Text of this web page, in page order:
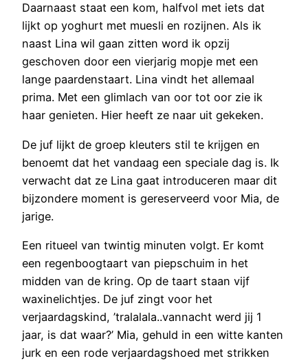
Daarnaast staat een kom, halfvol met iets dat
lijkt op yoghurt met muesli en rozijnen. Als ik
naast Lina wil gaan zitten word ik opzij
geschoven door een vierjarig mopje met een
lange paardenstaart. Lina vindt het allemaal
prima. Met een glimlach van oor tot oor zie ik
haar genieten. Hier heeft ze naar uit gekeken.
De juf lijkt de groep kleuters stil te krijgen en
benoemt dat het vandaag een speciale dag is. Ik
verwacht dat ze Lina gaat introduceren maar dit
bijzondere moment is gereserveerd voor Mia, de
jarige.
Een ritueel van twintig minuten volgt. Er komt
een regenboogtaart van piepschuim in het
midden van de kring. Op de taart staan vijf
waxinelichtjes. De juf zingt voor het
verjaardagskind, ’tralalala..vannacht werd jij 1
jaar, is dat waar?’ Mia, gehuld in een witte kanten
jurk en een rode verjaardagshoed met strikken